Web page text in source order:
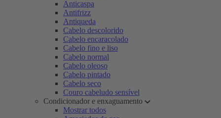
Anticaspa
Antifrizz
Antiqueda
Cabelo descolorido
Cabelo encaracolado
Cabelo fino e liso
Cabelo normal
Cabelo oleoso
Cabelo pintado
Cabelo seco
Couro cabeludo sensível
Condicionador e enxaguamento
Mostrar todos